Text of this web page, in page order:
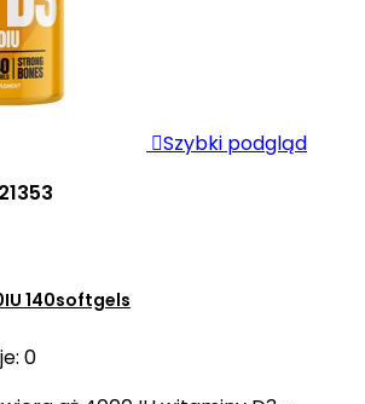
Szybki podgląd
140softgels
0